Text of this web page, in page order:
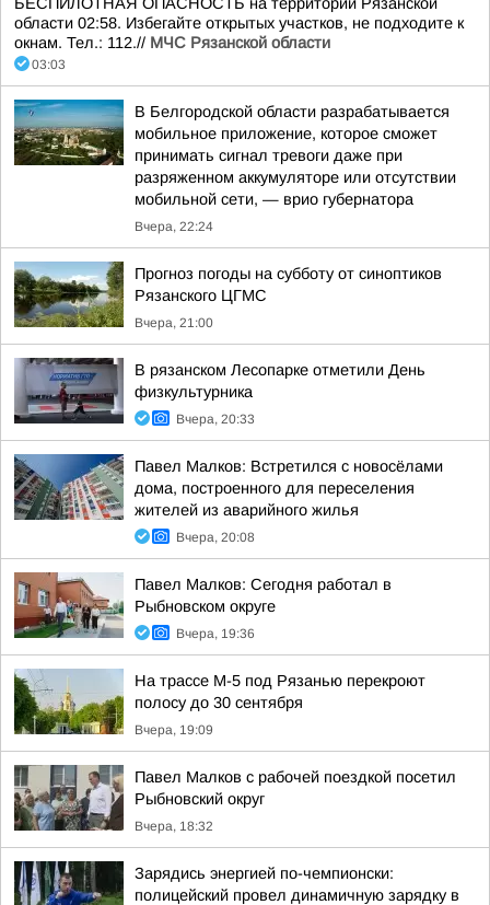
области 02:58. Избегайте открытых участков, не подходите к
окнам. Тел.: 112.// МЧС Рязанской области
03:03
В Белгородской области разрабатывается
мобильное приложение, которое сможет
принимать сигнал тревоги даже при
разряженном аккумуляторе или отсутствии
мобильной сети, — врио губернатора
Вчера, 22:24
Прогноз погоды на субботу от синоптиков
Рязанского ЦГМС
Вчера, 21:00
В рязанском Лесопарке отметили День
физкультурника
Вчера, 20:33
Павел Малков: Встретился с новосёлами
дома, построенного для переселения
жителей из аварийного жилья
Вчера, 20:08
Павел Малков: Сегодня работал в
Рыбновском округе
Вчера, 19:36
На трассе М-5 под Рязанью перекроют
полосу до 30 сентября
Вчера, 19:09
Павел Малков с рабочей поездкой посетил
Рыбновский округ
Вчера, 18:32
Зарядись энергией по-чемпионски:
полицейский провел динамичную зарядку в